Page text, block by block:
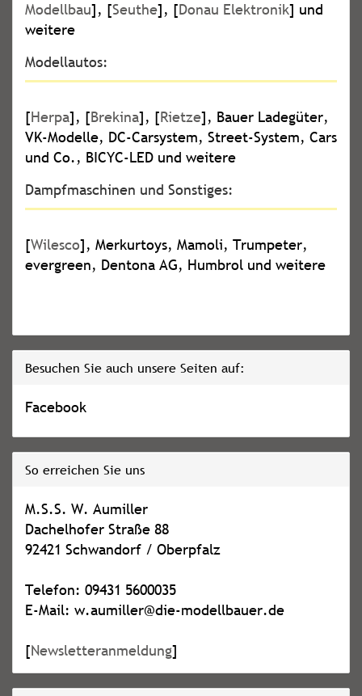
Modellbau], [Seuthe], [Donau Elektronik] und
weitere
Modellautos:
[Herpa], [Brekina], [Rietze], Bauer Ladegüter,
VK-Modelle, DC-Carsystem, Street-System, Cars
und Co., BICYC-LED und weitere
Dampfmaschinen und Sonstiges:
[Wilesco], Merkurtoys, Mamoli, Trumpeter,
evergreen, Dentona AG, Humbrol und weitere
Besuchen Sie auch unsere Seiten auf:
Facebook
So erreichen Sie uns
M.S.S. W. Aumiller
Dachelhofer Straße 88
92421 Schwandorf / Oberpfalz
Telefon: 09431 5600035
E-Mail: w.aumiller@die-modellbauer.de
[Newsletteranmeldung]